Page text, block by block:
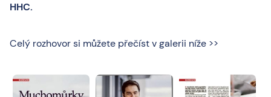
HHC.
Celý rozhovor si můžete přečíst v galerii níže >>